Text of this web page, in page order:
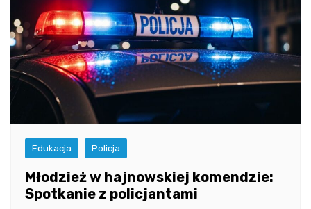
Edukacja Policja
Młodzież w hajnowskiej komendzie:
Spotkanie z policjantami